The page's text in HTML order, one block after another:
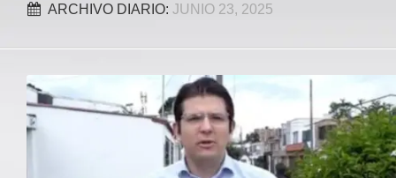
SECCIONES
Politica
Local
Deportes
ÁREA METROPOLITANA
ARCHIVO DIARIO: JUNIO 23, 2025